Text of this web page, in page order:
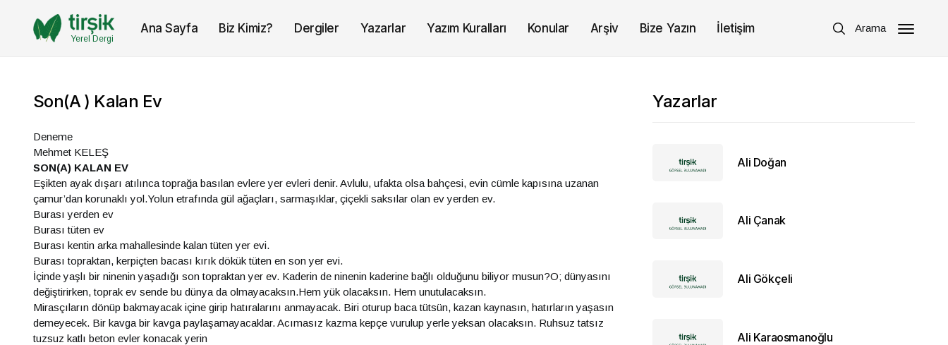
Yerel Dergi
Arama
Ana Sayfa Biz Kimiz? Dergiler Yazarlar Yazım Kuralları Konular Arşiv Bize Yazın İletişim
Son(a ) Kalan Ev
Deneme
Mehmet KELEŞ
SON(A) KALAN EV
Eşikten ayak dışarı atılınca toprağa basılan evlere yer evleri denir. Avlulu, ufakta olsa bahçesi, evin cümle kapısına uzanan
çamur’dan korunaklı yol.Yolun etrafında gül ağaçları, sarmaşıklar, çiçekli saksılar olan ev yerden ev.
Burası yerden ev
Burası tüten ev
Burası kentin arka mahallesinde kalan tüten yer evi.
Burası topraktan, kerpiçten bacası kırık dökük tüten en son yer evi.
İçinde yaşlı bir ninenin yaşadığı son topraktan yer ev. Kaderin de ninenin kaderine bağlı olduğunu biliyor musun?O; dünyasını
değiştirirken, toprak ev sende bu dünya da olmayacaksın.Hem yük olacaksın. Hem unutulacaksın.
Mirasçıların dönüp bakmayacak içine girip hatıralarını anmayacak. Biri oturup baca tütsün, kazan kaynasın, hatırların yaşasın
demeyecek. Bir kavga bir kavga paylaşamayacaklar. Acımasız kazma kepçe vurulup yerle yeksan olacaksın. Ruhsuz tatsız
tuzsuz katlı beton evler konacak yerin
Yazarlar
Ali Doğan
Ali Çanak
Ali Gökçeli
Ali Karaosmanoğlu